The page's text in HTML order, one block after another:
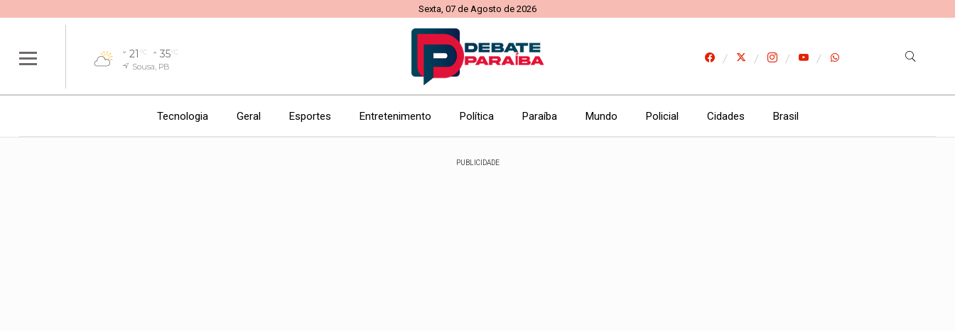
Sexta, 07 de Agosto de 2026
21 °C 35°C
Sousa, PB
Tecnologia Geral Esportes Entretenimento Política Paraíba Mundo Policial Cidades Brasil
PUBLICIDADE